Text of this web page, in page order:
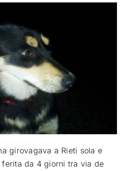
girovagava a Rieti sola e
ferita da 4 giorni tra via de